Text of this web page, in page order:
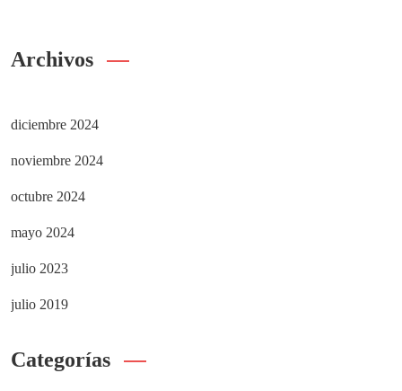
Archivos
diciembre 2024
noviembre 2024
octubre 2024
mayo 2024
julio 2023
julio 2019
Categorías